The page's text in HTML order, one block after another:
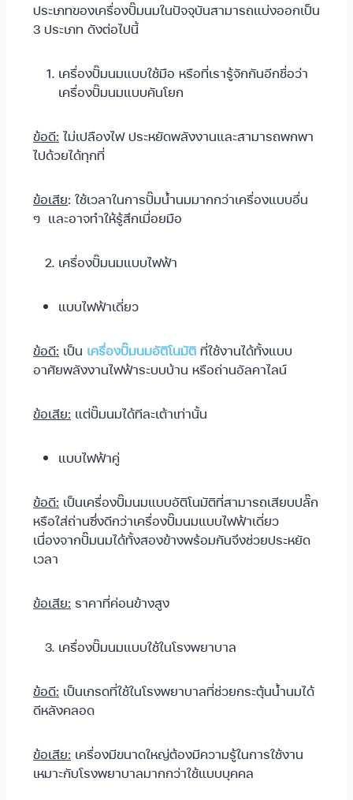
ประเภทของเครื่องปั๊มนมในปัจจุบันสามารถแบ่งออกเป็น
3 ประเภท ดังต่อไปนี้
เครื่องปั๊มนมแบบใช้มือ หรือที่เรารู้จักกันอีกชื่อว่า
เครื่องปั๊มนมแบบคันโยก
ข้อดี: ไม่เปลืองไฟ ประหยัดพลังงานและสามารถพกพา
ไปด้วยได้ทุกที่
ข้อเสีย: ใช้เวลาในการปั๊มน้ำนมมากกว่าเครื่องแบบอื่น
ๆ และอาจทำให้รู้สึกเมื่อยมือ
เครื่องปั๊มนมแบบไฟฟ้า
แบบไฟฟ้าเดี่ยว
ข้อดี: เป็น เครื่องปั๊มนมอัติโนมัติ ที่ใช้งานได้ทั้งแบบ
อาศัยพลังงานไฟฟ้าระบบบ้าน หรือถ่านอัลคาไลน์
ข้อเสีย: แต่ปั๊มนมได้ทีละเต้าเท่านั้น
แบบไฟฟ้าคู่
ข้อดี: เป็นเครื่องปั๊มนมแบบอัติโนมัติที่สามารถเสียบปลั๊ก
หรือใส่ถ่านซึ่งดีกว่าเครื่องปั๊มนมแบบไฟฟ้าเดี่ยว
เนื่องจากปั๊มนมได้ทั้งสองข้างพร้อมกันจึงช่วยประหยัด
เวลา
ข้อเสีย: ราคาที่ค่อนข้างสูง
เครื่องปั๊มนมแบบใช้ในโรงพยาบาล
ข้อดี: เป็นเกรดที่ใช้ในโรงพยาบาลที่ช่วยกระตุ้นน้ำนมได้
ดีหลังคลอด
ข้อเสีย: เครื่องมีขนาดใหญ่ต้องมีความรู้ในการใช้งาน
เหมาะกับโรงพยาบาลมากกว่าใช้แบบบุคคล